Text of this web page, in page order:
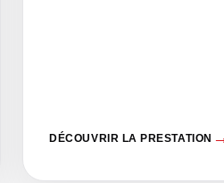
DÉCOUVRIR LA PRESTATION